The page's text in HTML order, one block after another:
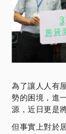
為了讓人人有
勢的困境，進
源，近日更是
但事實上對於